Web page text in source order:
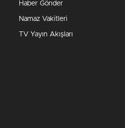
Haber Gönder
Namaz Vakitleri
TV Yayın Akışları